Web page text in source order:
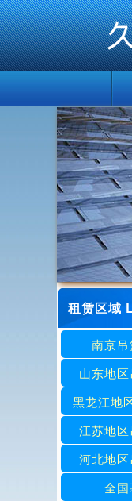
租赁区域
南京
山东地
黑龙江地
江苏地
河北地
全